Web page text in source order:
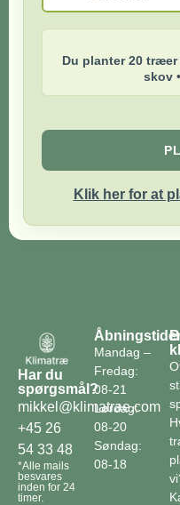
Du planter 20 træer
skov
Klik her for at
Har du
spørgsmål?
mikkel@klimatrae.com
+45 26
54 33 48
*Alle mails
besvares
inden for 24
timer.
Åbningstider
Mandag –
Fredag:
08-21
Lørdag:
08-20
Søndag:
08-18